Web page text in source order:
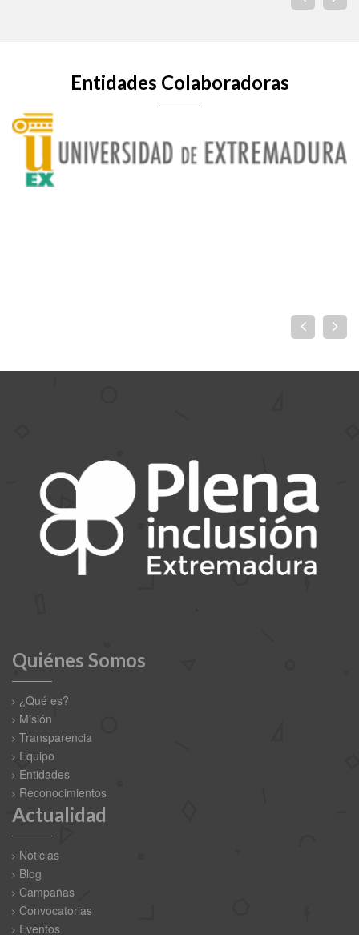
Entidades Colaboradoras
Quiénes Somos
¿Qué es?
Misión
Transparencia
Equipo
Entidades
Reconocimientos
Actualidad
Noticias
Blog
Campañas
Convocatorias
Eventos